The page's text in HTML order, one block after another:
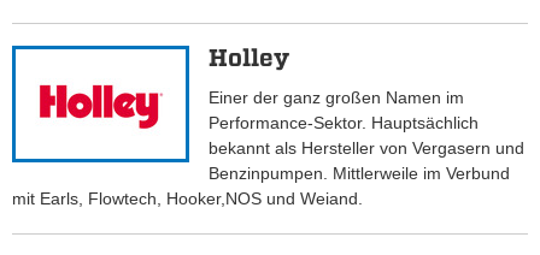
Holley
Einer der ganz großen Namen im
Performance-Sektor. Hauptsächlich
bekannt als Hersteller von Vergasern und
Benzinpumpen. Mittlerweile im Verbund
mit Earls, Flowtech, Hooker,NOS und Weiand.